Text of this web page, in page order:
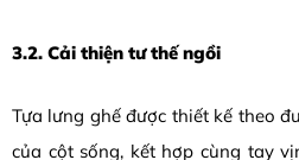
3.2. Cải thiện tư thế ngồi
Tựa lưng ghế được thiết kế theo
của cột sống, kết hợp cùng tay